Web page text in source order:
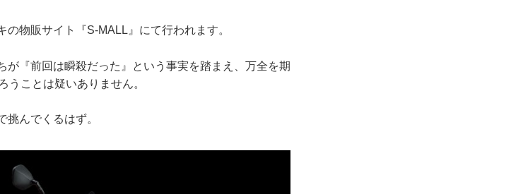
物販サイト『S-MALL』にて行われます。
『前回は瞬殺だった』という事実を踏まえ、万全を期
うことは疑いありません。
んでくるはず。